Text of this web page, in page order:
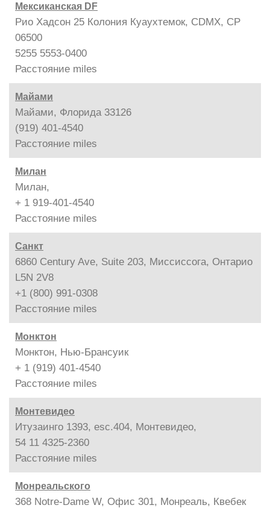
Мексиканская DF
Рио Хадсон 25 Колония Куаухтемок, CDMX, CP
06500
5255 5553-0400
Расстояние miles
Майами
Майами, Флорида 33126
(919) 401-4540
Расстояние miles
Милан
Милан,
+ 1 919-401-4540
Расстояние miles
Санкт
6860 Century Ave, Suite 203, Миссиссога, Онтарио
L5N 2V8
+1 (800) 991-0308
Расстояние miles
Монктон
Монктон, Нью-Брансуик
+ 1 (919) 401-4540
Расстояние miles
Монтевидео
Итузаинго 1393, esc.404, Монтевидео,
54 11 4325-2360
Расстояние miles
Монреальского
368 Notre-Dame W, Офис 301, Монреаль, Квебек